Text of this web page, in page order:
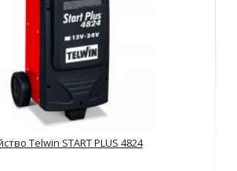
Telwin START PLUS 4824